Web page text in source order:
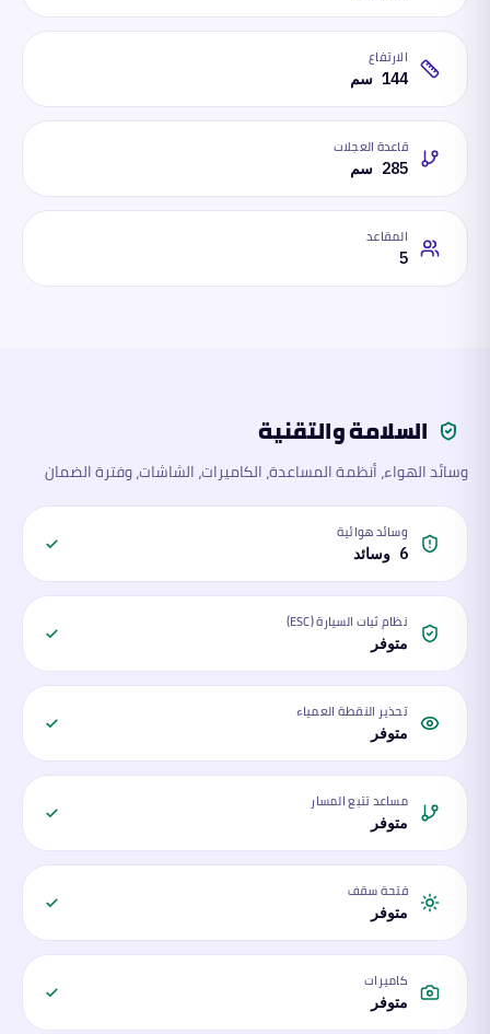
الارتفاع
144 سم
قاعدة العجلات
285 سم
المقاعد
5
السلامة والتقنية
وسائد الهواء، أنظمة المساعدة، الكاميرات، الشاشات، وفترة الضمان
وسائد هوائية
6 وسائد
نظام ثبات السيارة (ESC)
متوفر
تحذير النقطة العمياء
متوفر
مساعد تتبع المسار
متوفر
فتحة سقف
متوفر
كاميرات
متوفر